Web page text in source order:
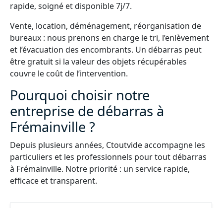
rapide, soigné et disponible 7j/7.
Vente, location, déménagement, réorganisation de
bureaux : nous prenons en charge le tri, l’enlèvement
et l’évacuation des encombrants. Un débarras peut
être gratuit si la valeur des objets récupérables
couvre le coût de l’intervention.
Pourquoi choisir notre
entreprise de débarras à
Frémainville ?
Depuis plusieurs années, Ctoutvide accompagne les
particuliers et les professionnels pour tout débarras
à Frémainville. Notre priorité : un service rapide,
efficace et transparent.